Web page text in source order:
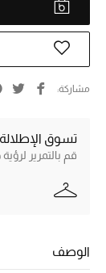
النساء
الحقائب النسائية
أحذية النسائية
الجمال
مشاركة
تسوق
قم بالتمرير
الوصف